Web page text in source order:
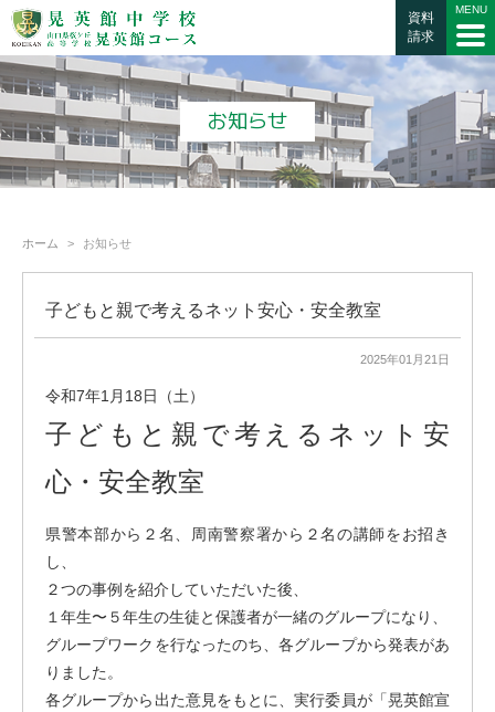
資料
請求
お知らせ
ホーム お知らせ
子どもと親で考えるネット安心・安全教室
2025年01月21日
令和7年1月18日（土）
子どもと親で考えるネット安
心・安全教室
県警本部から２名、周南警察署から２名の講師をお招き
し、
２つの事例を紹介していただいた後、
１年生〜５年生の生徒と保護者が一緒のグループになり、
グループワークを行なったのち、各グループから発表があ
りました。
各グループから出た意見をもとに、実行委員が「晃英館宣